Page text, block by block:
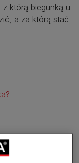
którą biegunką u
a za którą stać